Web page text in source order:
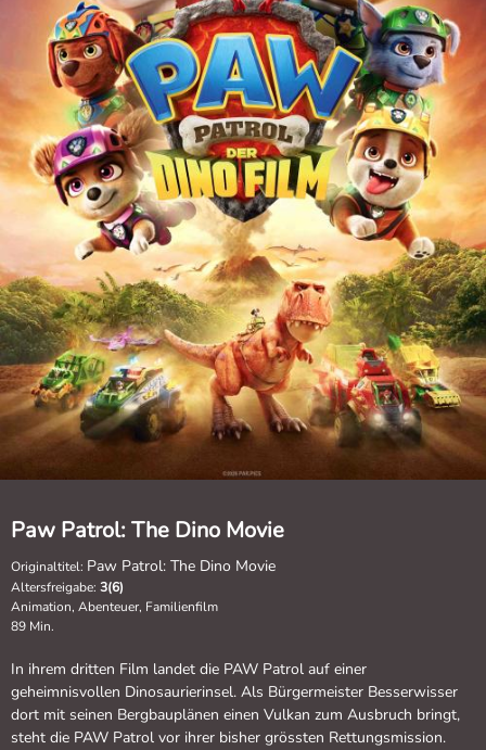
Paw Patrol: The Dino Movie
Originaltitel: Paw Patrol: The Dino Movie
Altersfreigabe: 3(6)
Animation, Abenteuer, Familienfilm
89 Min.
In ihrem dritten Film landet die PAW Patrol auf einer
geheimnisvollen Dinosaurierinsel. Als Bürgermeister Besserwisser
dort mit seinen Bergbauplänen einen Vulkan zum Ausbruch bringt,
steht die PAW Patrol vor ihrer bisher grössten Rettungsmission.